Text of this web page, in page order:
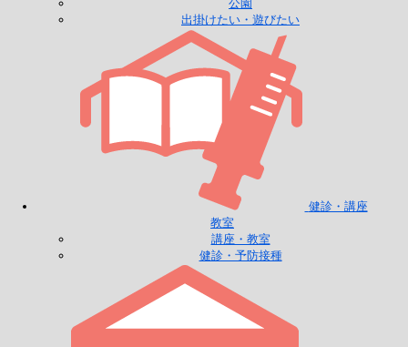
公園
出掛けたい・遊びたい
健診・講座
教室
講座・教室
健診・予防接種